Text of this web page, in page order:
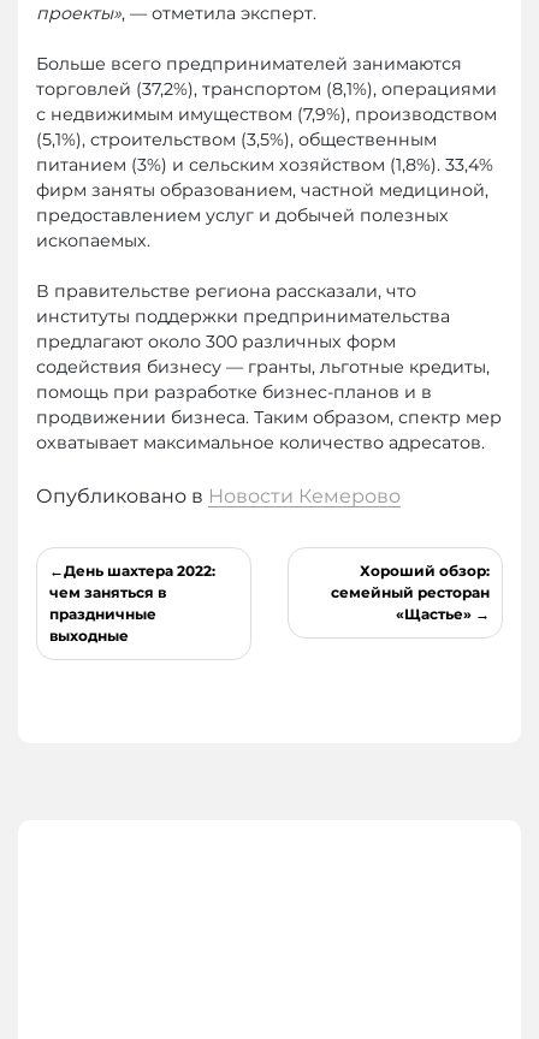
проекты», — отметила эксперт.
Больше всего предпринимателей занимаются
торговлей (37,2%), транспортом (8,1%), операциями
с недвижимым имуществом (7,9%), производством
(5,1%), строительством (3,5%), общественным
питанием (3%) и сельским хозяйством (1,8%). 33,4%
фирм заняты образованием, частной медициной,
предоставлением услуг и добычей полезных
ископаемых.
В правительстве региона рассказали, что
институты поддержки предпринимательства
предлагают около 300 различных форм
содействия бизнесу — гранты, льготные кредиты,
помощь при разработке бизнес-планов и в
продвижении бизнеса. Таким образом, спектр мер
охватывает максимальное количество адресатов.
Опубликовано в Новости Кемерово
Навигация
по
записям
День шахтера 2022:
чем заняться в
праздничные
выходные
Хороший обзор:
семейный ресторан
«Щастье»